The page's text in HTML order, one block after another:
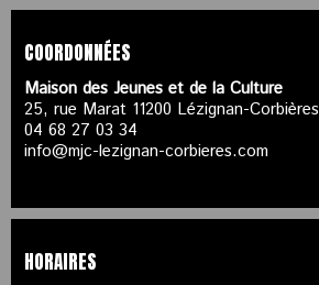
COORDONNÉES
Maison des Jeunes et de la Culture
25, rue Marat 11200 Lézignan-Corbières
04 68 27 03 34
info@mjc-lezignan-corbieres.com
HORAIRES